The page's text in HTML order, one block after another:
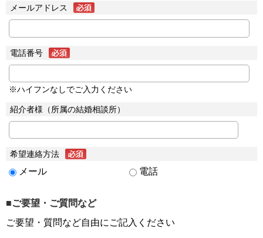
メールアドレス
電話番号
※ハイフンなしでご入力ください
紹介者様（所属の結婚相談所）
希望連絡方法
メール 電話
■ご要望・ご質問など
ご要望・質問など自由にご記入ください